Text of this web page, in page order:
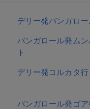
デリー発バンガロー
バンガロール発ム
ト
デリー発コルカタ行
バンガロール発ゴア